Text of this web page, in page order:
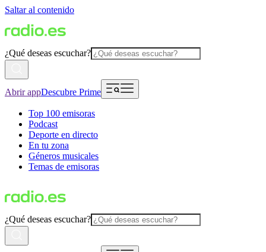
Saltar al contenido
¿Qué deseas escuchar?
Abrir appDescubre Prime
Top 100 emisoras
Podcast
Deporte en directo
En tu zona
Géneros musicales
Temas de emisoras
¿Qué deseas escuchar?